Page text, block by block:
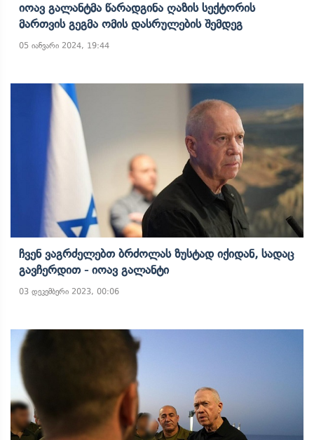
Იოავ Გალანტმა Წარადგინა Ღაზის Სექტორის
Მართვის Გეგმა Ომის Დასრულების Შემდეგ
05 იანვარი 2024, 19:44
Ჩვენ Ვაგრძელებთ Ბრძოლას Ზუსტად Იქიდან, Სადაც
Გავჩერდით - Იოავ Გალანტი
03 დეკემბერი 2023, 00:06